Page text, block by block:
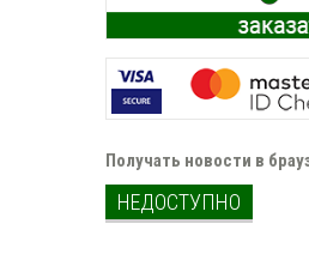
Получать новости в
НЕДОСТУПНО